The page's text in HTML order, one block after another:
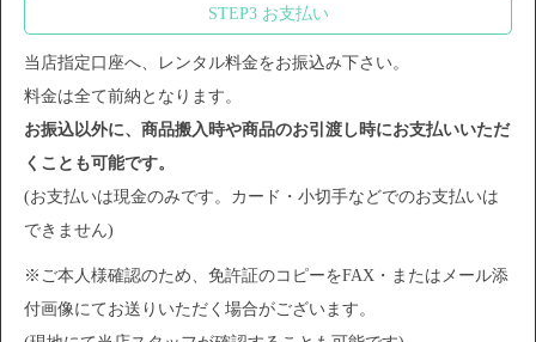
STEP3 お支払い
当店指定口座へ、レンタル料金をお振込み下さい。
料金は全て前納となります。
お振込以外に、商品搬入時や商品のお引渡し時にお支払いいただ
くことも可能です。
(お支払いは現金のみです。カード・小切手などでのお支払いは
できません)
※ご本人様確認のため、免許証のコピーをFAX・またはメール添
付画像にてお送りいただく場合がございます。